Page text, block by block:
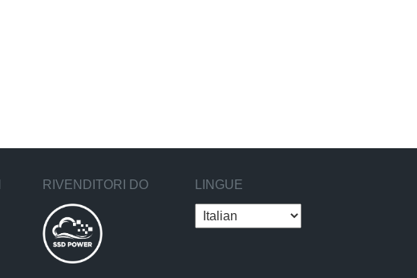
RIVENDITORI DO LINGUE